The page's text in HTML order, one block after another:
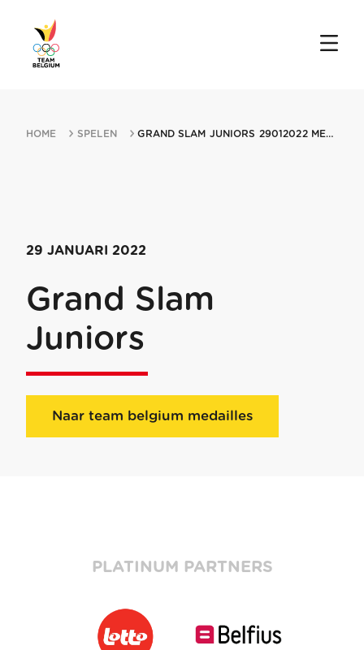
HOME SPELEN GRAND SLAM JUNIORS 29012022 MELBOURNE
29 JANUARI 2022
Grand Slam
Juniors
Naar team belgium medailles
PLATINUM PARTNERS